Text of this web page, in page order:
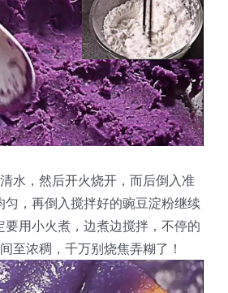
水，然后开火烧开，而后倒入准
匀，再倒入搅拌好的豌豆淀粉继续
用小火煮，边煮边搅拌，不停的
至浓稠，千万别烧焦弄糊了！